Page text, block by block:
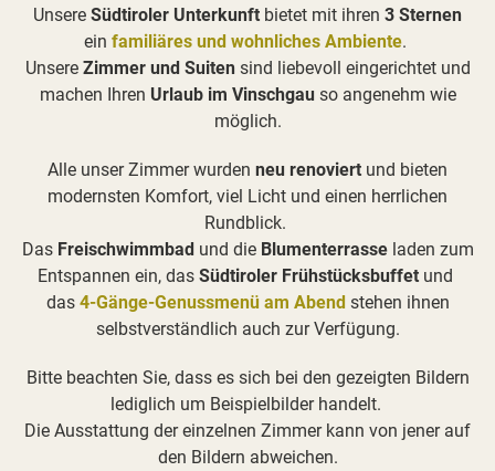
Unsere Südtiroler Unterkunft bietet mit ihren 3 Sternen
ein familiäres und wohnliches Ambiente.
Unsere Zimmer und Suitensind liebevoll eingerichtet und
machen Ihren Urlaub im Vinschgauso angenehm wie
möglich.
Alle unser Zimmer wurden neu renoviert und bieten
modernsten Komfort, viel Licht und einen herrlichen
Rundblick.
Das Freischwimmbadund die Blumenterrasseladen zum
Entspannen ein, das Südtiroler Frühstücksbuffet und
das 4-Gänge-Genussmenü am Abendstehen ihnen
selbstverständlich auch zur Verfügung.
Bitte beachten Sie, dass es sich bei den gezeigten Bildern
lediglich um Beispielbilder handelt.
Die Ausstattung der einzelnen Zimmer kann von jener auf
den Bildern abweichen.